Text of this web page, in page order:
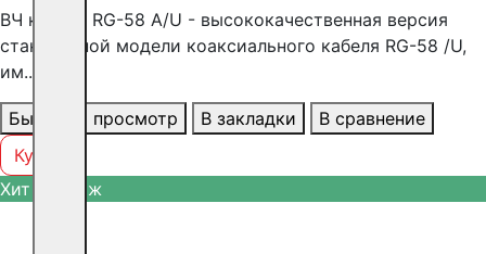
ВЧ кабель RG-58 A/U - высококачественная версия
стандартной модели коаксиального кабеля RG-58 /U,
им..
Быстрый просмотр В закладки
В сравнение
Купить
Хит продаж